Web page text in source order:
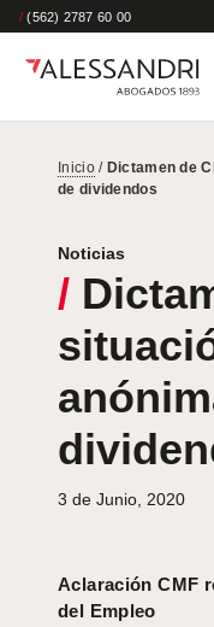
/ (562) 2787 60 00
Inicio/ Dictamen de
de dividendos
Noticias
/
3 de Junio, 2020
Aclaración CMF
del Empleo